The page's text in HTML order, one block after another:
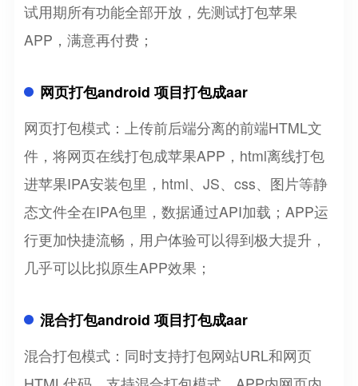
试用期所有功能全部开放，先测试打包苹果
APP，满意再付费；
网页打包android 项目打包成aar
网页打包模式：上传前后端分离的前端HTML文
件，将网页在线打包成苹果APP，html离线打包
进苹果IPA安装包里，html、JS、css、图片等静
态文件全在IPA包里，数据通过API加载；APP运
行更加快捷流畅，用户体验可以得到极大提升，
几乎可以比拟原生APP效果；
混合打包android 项目打包成aar
混合打包模式：同时支持打包网站URL和网页